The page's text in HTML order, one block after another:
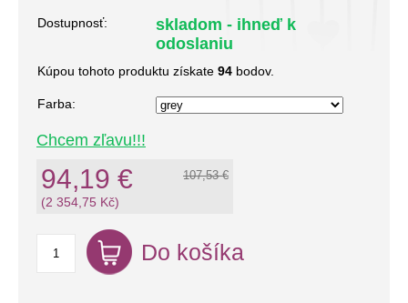
Dostupnosť:
skladom - ihneď k
odoslaniu
Kúpou tohoto produktu získate 94 bodov.
Farba:
Chcem zľavu!!!
107,53 €
94,19 €
(2 354,75 Kč)
Do košíka